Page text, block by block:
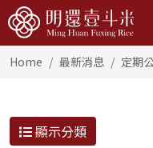
Home 最新消息 定期
顯示分類